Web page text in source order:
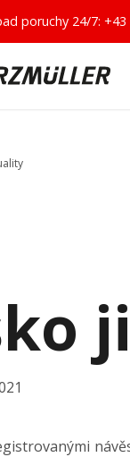
poruchy 24/7: +43